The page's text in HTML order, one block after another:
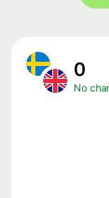
0
No